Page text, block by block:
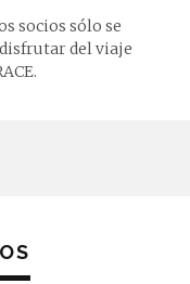
socios sólo se
del viaje